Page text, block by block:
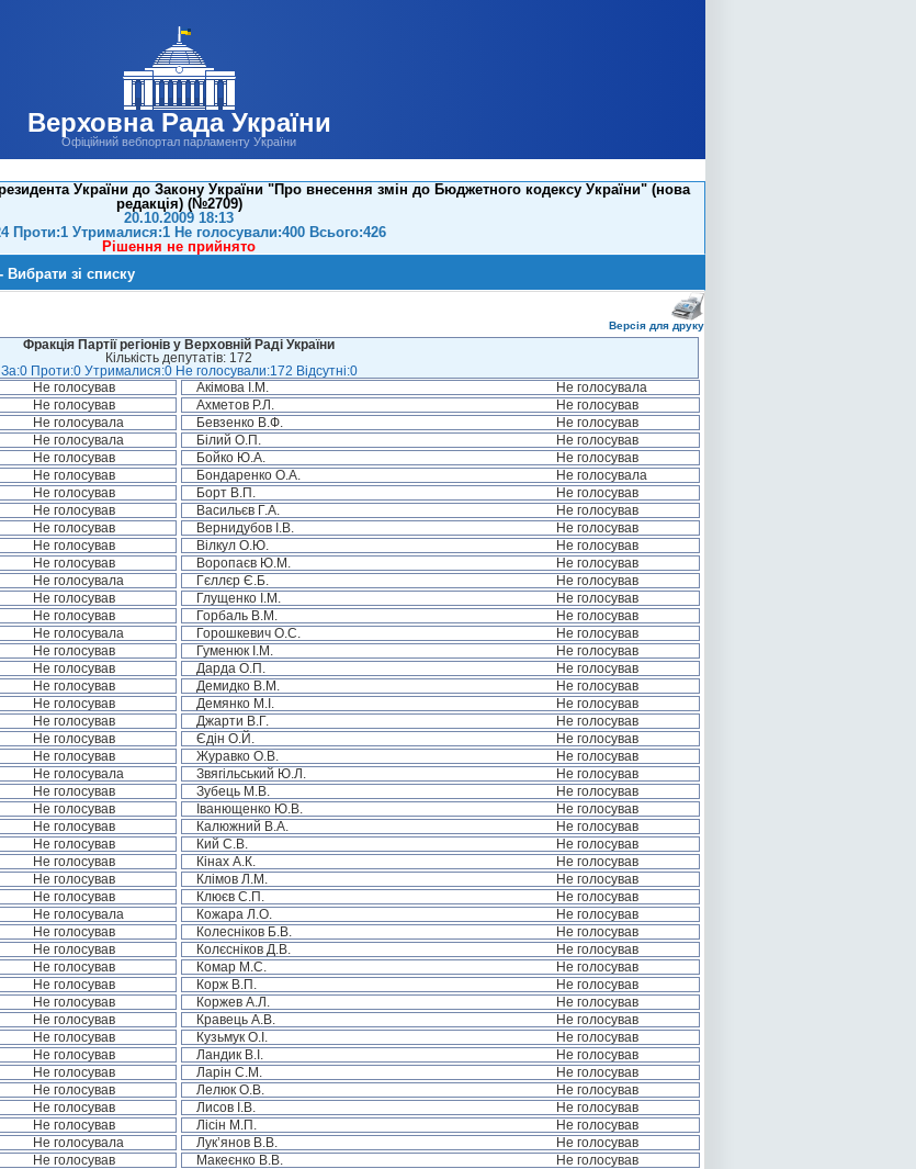
Верховна Рада України
Офіційний вебпортал парламенту України
України до Закону України "Про внесення змін до Бюджетного кодексу України" (нова
редакція) (№2709)
20.10.2009 18:13
Проти:1 Утрималися:1 Не голосували:400 Всього:426
Рішення не прийнято
- Вибрати зі списку
Версія для друку
Фракція Партії регіонів у Верховній Раді України
Кількість депутатів: 172
За:0 Проти:0 Утрималися:0 Не голосували:172 Відсутні:0
Не голосував Акімова І.М.
Не голосувала
Не голосував Ахметов Р.Л.
Не голосував
Не голосувала Бевзенко В.Ф.
Не голосував
Не голосувала Білий О.П.
Не голосував
Не голосував Бойко Ю.А.
Не голосував
Не голосував Бондаренко О.А.
Не голосувала
Не голосував Борт В.П.
Не голосував
Не голосував Васильєв Г.А.
Не голосував
Не голосував Вернидубов І.В.
Не голосував
Не голосував Вілкул О.Ю.
Не голосував
Не голосував Воропаєв Ю.М.
Не голосував
Не голосувала Гєллєр Є.Б.
Не голосував
Не голосував Глущенко І.М.
Не голосував
Не голосував Горбаль В.М.
Не голосував
Не голосувала Горошкевич О.С.
Не голосував
Не голосував Гуменюк І.М.
Не голосував
Не голосував Дарда О.П.
Не голосував
Не голосував Демидко В.М.
Не голосував
Не голосував Демянко М.І.
Не голосував
Не голосував Джарти В.Г.
Не голосував
Не голосував Єдін О.Й.
Не голосував
Не голосував Журавко О.В.
Не голосував
Не голосувала Звягільський Ю.Л.
Не голосував
Не голосував Зубець М.В.
Не голосував
Не голосував Іванющенко Ю.В.
Не голосував
Не голосував Калюжний В.А.
Не голосував
Не голосував Кий С.В.
Не голосував
Не голосував Кінах А.К.
Не голосував
Не голосував Клімов Л.М.
Не голосував
Не голосував Клюєв С.П.
Не голосував
Не голосувала Кожара Л.О.
Не голосував
Не голосував Колесніков Б.В.
Не голосував
Не голосував Колєсніков Д.В.
Не голосував
Не голосував Комар М.С.
Не голосував
Не голосував Корж В.П.
Не голосував
Не голосував Коржев А.Л.
Не голосував
Не голосував Кравець А.В.
Не голосував
Не голосував Кузьмук О.І.
Не голосував
Не голосував Ландик В.І.
Не голосував
Не голосував Ларін С.М.
Не голосував
Не голосував Лелюк О.В.
Не голосував
Не голосував Лисов І.В.
Не голосував
Не голосував Лісін М.П.
Не голосував
Не голосувала Лук’янов В.В.
Не голосував
Не голосував Макеєнко В.В.
Не голосував